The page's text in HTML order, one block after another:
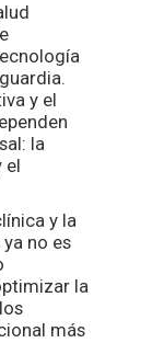
y el
la
el
y la
no es
la
más